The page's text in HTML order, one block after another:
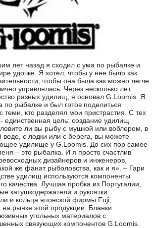
лет назад я сходил с ума по рыбалке и
удочке. Я хотел, чтобы у нее было как
чтобы она была как можно легче
управлялась. Через несколько лет,
разных удилищ, я основал G.Loomis. Я
по рыбалке и был готов поделиться
кто разделял мои пристрастия. С тех
единственная цель: создание удилищ
ли вы рыбу с мушкой или воблером, в
воде, с лодки или с берега, вы можете
удилище у G.Loomis. До сих пор самое
– это рыбалка. И я просто счастлив
дизайнеров и инженеров,
же фанат рыболовства, как и я». – Гари
удилищ используются компоненты
качества. Лучшая пробка из Португалии,
катушкодержатели и рукоятки.
и кольца японской фирмы Fuji,
на рынке этой продукции. Бланки
угольных материалов с
связующих компонентов G.Loomis.